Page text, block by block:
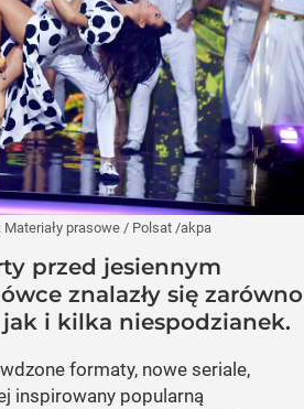
Materiały prasowe / Polsat /akpa
przed jesiennym
znalazły się zarówno
i kilka niespodzianek.
formaty, nowe seriale,
inspirowany popularną